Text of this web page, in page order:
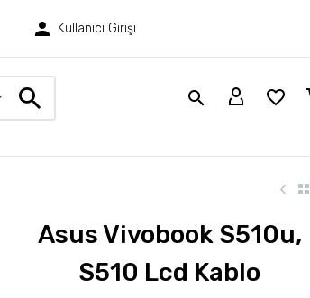
Kullanıcı Girişi
Asus Vivobook S510u,
S510 Lcd Kablo